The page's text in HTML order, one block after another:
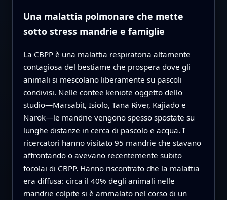
Una malattia polmonare che mette
sotto stress mandrie e famiglie
La CBPP è una malattia respiratoria altamente
contagiosa del bestiame che prospera dove gli
animali si mescolano liberamente su pascoli
condivisi. Nelle contee keniote oggetto dello
studio—Marsabit, Isiolo, Tana River, Kajiado e
Narok—le mandrie vengono spesso spostate su
lunghe distanze in cerca di pascolo e acqua. I
ricercatori hanno visitato 95 mandrie che stavano
affrontando o avevano recentemente subito
focolai di CBPP. Hanno riscontrato che la malattia
era diffusa: circa il 40% degli animali nelle
mandrie colpite si è ammalato nel corso di un